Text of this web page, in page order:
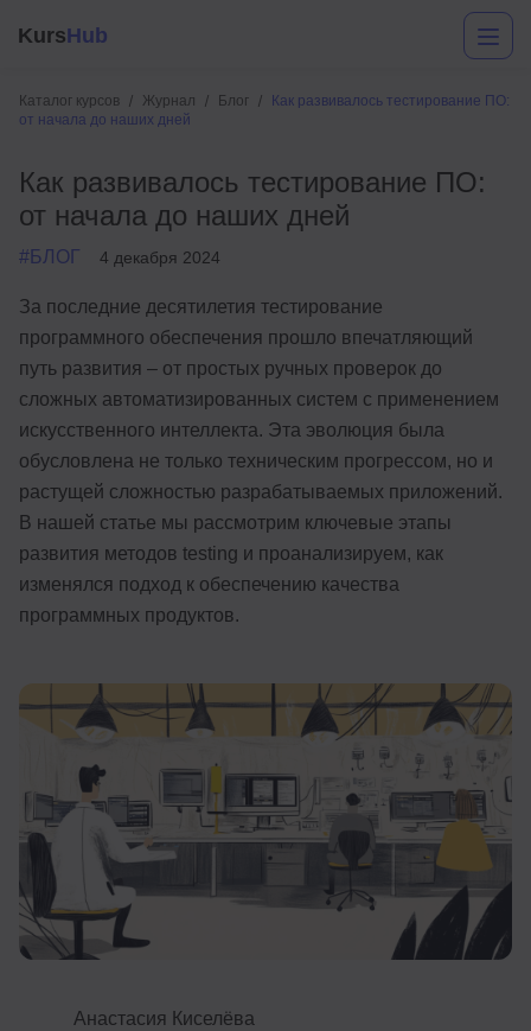
KursHub
Каталог курсов Журнал Блог
Как развивалось тестирование ПО:
от начала до наших дней
Как развивалось тестирование ПО:
от начала до наших дней
#БЛОГ 4 декабря 2024
За последние десятилетия тестирование
программного обеспечения прошло впечатляющий
путь развития – от простых ручных проверок до
сложных автоматизированных систем с применением
искусственного интеллекта. Эта эволюция была
обусловлена не только техническим прогрессом, но и
растущей сложностью разрабатываемых приложений.
В нашей статье мы рассмотрим ключевые этапы
развития методов testing и проанализируем, как
изменялся подход к обеспечению качества
программных продуктов.
Анастасия Киселёва
Маркетинг
Дизайн
Аналитика
Менеджмент
Иностранные языки
Soft Skills
Детям
Рейтинг онлайн-школ